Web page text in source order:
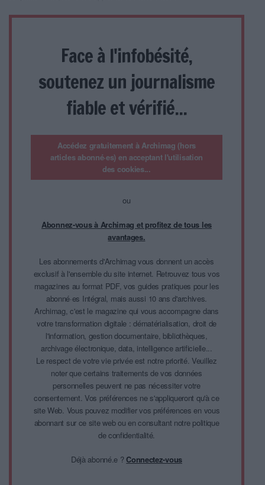
Face à l'infobésité,
soutenez un journalisme
fiable et vérifié...
Accédez gratuitement à Archimag (hors
articles abonné·es) en acceptant l'utilisation
des cookies...
ou
Abonnez-vous à Archimag et profitez de tous les
avantages.
Les abonnements d'Archimag vous donnent un accès
exclusif à l'ensemble du site internet. Retrouvez tous vos
magazines au format PDF, vos guides pratiques pour les
abonné·es Intégral, mais aussi 10 ans d'archives.
Archimag, c'est le magazine qui vous accompagne dans
votre transformation digitale : dématérialisation, droit de
l'information, gestion documentaire, bibliothèques,
archivage électronique, data, intelligence artificielle...
Le respect de votre vie privée est notre priorité. Veuillez
noter que certains traitements de vos données
personnelles peuvent ne pas nécessiter votre
consentement. Vos préférences ne s'appliqueront qu'à ce
site Web. Vous pouvez modifier vos préférences en vous
abonnant sur ce site web ou en consultant notre politique
de confidentialité.
Déjà abonné.e ?Connectez-vous